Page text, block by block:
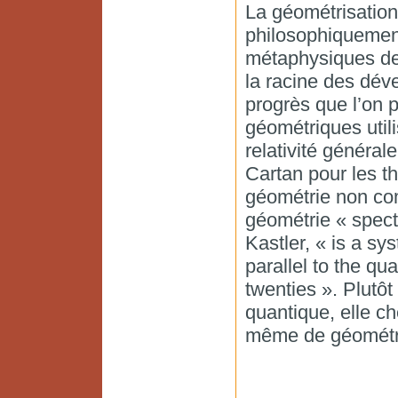
La
métaphysiques
la racine des
progrès que l’on
géométriques
relativité
Cartan pour les
géométrie non
géométrie «
Kastler, « is a
parallel to the
twenties ».
quantique, elle
même de